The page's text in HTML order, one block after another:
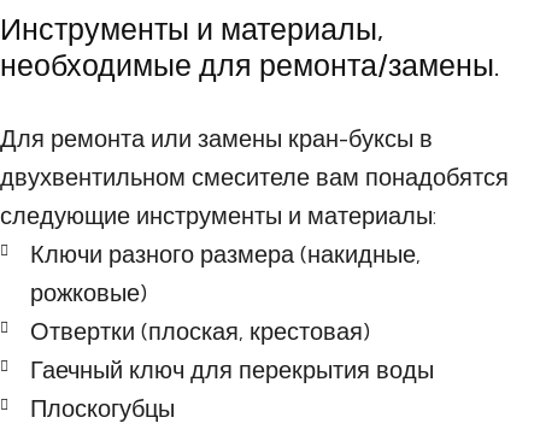
Инструменты и материалы,
необходимые для ремонта/замены.
Для ремонта или замены кран-буксы в
двухвентильном смесителе вам понадобятся
следующие инструменты и материалы:
Ключи разного размера (накидные,
рожковые)
Отвертки (плоская, крестовая)
Гаечный ключ для перекрытия воды
Плоскогубцы